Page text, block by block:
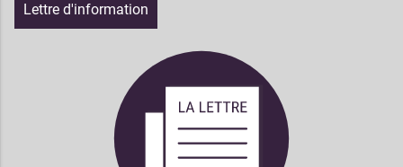
Lettre d'information